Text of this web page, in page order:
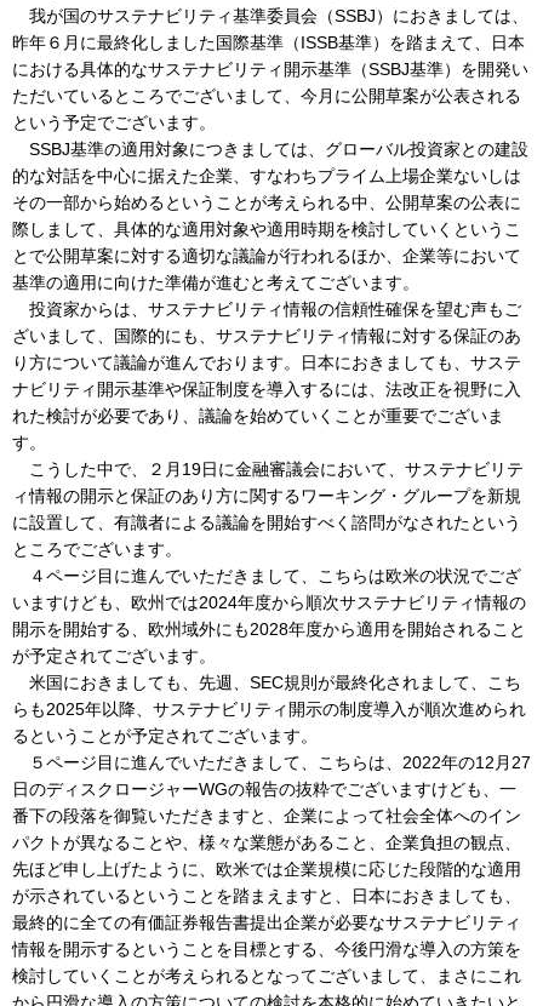
我が国のサステナビリティ基準委員会（SSBJ）におきましては、
昨年６月に最終化しました国際基準（ISSB基準）を踏まえて、日本
における具体的なサステナビリティ開示基準（SSBJ基準）を開発い
ただいているところでございまして、今月に公開草案が公表される
という予定でございます。
SSBJ基準の適用対象につきましては、グローバル投資家との建設
的な対話を中心に据えた企業、すなわちプライム上場企業ないしは
その一部から始めるということが考えられる中、公開草案の公表に
際しまして、具体的な適用対象や適用時期を検討していくというこ
とで公開草案に対する適切な議論が行われるほか、企業等において
基準の適用に向けた準備が進むと考えてございます。
投資家からは、サステナビリティ情報の信頼性確保を望む声もご
ざいまして、国際的にも、サステナビリティ情報に対する保証のあ
り方について議論が進んでおります。日本におきましても、サステ
ナビリティ開示基準や保証制度を導入するには、法改正を視野に入
れた検討が必要であり、議論を始めていくことが重要でございま
す。
こうした中で、２月19日に金融審議会において、サステナビリテ
ィ情報の開示と保証のあり方に関するワーキング・グループを新規
に設置して、有識者による議論を開始すべく諮問がなされたという
ところでございます。
４ページ目に進んでいただきまして、こちらは欧米の状況でござ
いますけども、欧州では2024年度から順次サステナビリティ情報の
開示を開始する、欧州域外にも2028年度から適用を開始されること
が予定されてございます。
米国におきましても、先週、SEC規則が最終化されまして、こち
らも2025年以降、サステナビリティ開示の制度導入が順次進められ
るということが予定されてございます。
５ページ目に進んでいただきまして、こちらは、2022年の12月27
日のディスクロージャーWGの報告の抜粋でございますけども、一
番下の段落を御覧いただきますと、企業によって社会全体へのイン
パクトが異なることや、様々な業態があること、企業負担の観点、
先ほど申し上げたように、欧米では企業規模に応じた段階的な適用
が示されているということを踏まえますと、日本におきましても、
最終的に全ての有価証券報告書提出企業が必要なサステナビリティ
情報を開示するということを目標とする、今後円滑な導入の方策を
検討していくことが考えられるとなってございまして、まさにこれ